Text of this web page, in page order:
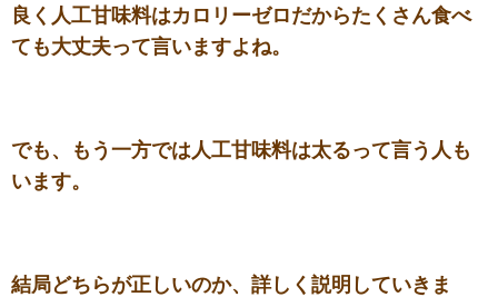
良く人工甘味料はカロリーゼロだからたくさん食べ
ても大丈夫って言いますよね。
でも、もう一方では人工甘味料は太るって言う人も
います。
結局どちらが正しいのか、詳しく説明していきま